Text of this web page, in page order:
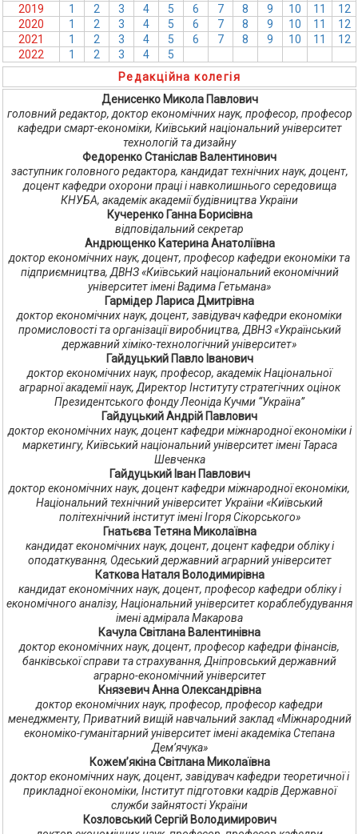
2019
1 2 3 4 5 6 7 8 9 10 11
12
2020
1 2 3 4 5 6 7 8 9 10 11
12
2021
1 2 3 4 5 6 7 8 9 10 11
12
2022
1 2 3 4 5
Редакційна колегія
Денисенко Микола Павлович
головний редактор, доктор економічних наук, професор, професор
кафедри смарт-економіки, Київський національний університет
технологій та дизайну
Федоренко Станіслав Валентинович
заступник головного редактора, кандидат технічних наук, доцент,
доцент кафедри охорони праці і навколишнього середовища
КНУБА, академік академії будівництва України
Кучеренко Ганна Борисівна
відповідальний секретар
Андрющенко Катерина Анатоліївна
доктор економічних наук, доцент, професор кафедри економіки та
підприємництва, ДВНЗ «Київський національний економічний
університет імені Вадима Гетьмана»
Гармідер Лариса Дмитрівна
доктор економічних наук, доцент, завідувач кафедри економіки
промисловості та організації виробництва, ДВНЗ «Український
державний хіміко-технологічний університет»
Гайдуцький Павло Іванович
доктор економічних наук, професор, академік Національної
аграрної академії наук, Директор Інституту стратегічних оцінок
Президентського фонду Леоніда Кучми “Україна”
Гайдуцький Андрій Павлович
доктор економічних наук, доцент кафедри міжнародної економіки і
маркетингу, Київський національний університет імені Тараса
Шевченка
Гайдуцький Іван Павлович
доктор економічних наук, доцент кафедри міжнародної економіки,
Національний технічний університет України «Київський
політехнічний інститут імені Ігоря Сікорського»
Гнатьєва Тетяна Миколаївна
кандидат економічних наук, доцент, доцент кафедри обліку і
оподаткування, Одеський державний аграрний університет
Каткова Наталя Володимирівна
кандидат економічних наук, доцент, професор кафедри обліку і
економічного аналізу, Національний університет кораблебудування
імені адмірала Макарова
Качула Світлана Валентинівна
доктор економічних наук, доцент, професор кафедри фінансів,
банківської справи та страхування, Дніпровський державний
аграрно-економічний університет
Князевич Анна Олександрівна
доктор економічних наук, професор, професор кафедри
менеджменту, Приватний вищій навчальний заклад «Міжнародний
економіко-гуманітарний університет імені академіка Степана
Дем’ячука»
Кожем’якіна Світлана Миколаївна
доктор економічних наук, доцент, завідувач кафедри теоретичної і
прикладної економіки, Інститут підготовки кадрів Державної
служби зайнятості України
Козловський Сергій Володимирович